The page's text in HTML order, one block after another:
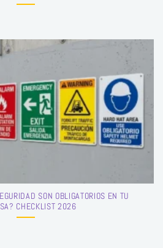
SON OBLIGATORIOS EN TU
CHECKLIST 2026